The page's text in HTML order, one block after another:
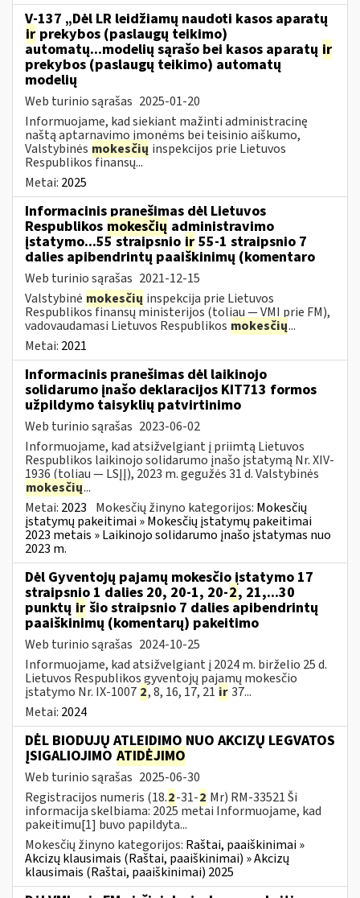
V-137 „Dėl LR leidžiamų naudoti kasos aparatų
ir prekybos (paslaugų teikimo)
automatų...modelių sąrašo bei kasos aparatų ir
prekybos (paslaugų teikimo) automatų
modelių
Web turinio sąrašas 2025-01-20
Informuojame, kad siekiant mažinti administracinę
naštą aptarnavimo įmonėms bei teisinio aiškumo,
Valstybinės mokesčių inspekcijos prie Lietuvos
Respublikos finansų...
Metai: 2025
Informacinis pranešimas dėl Lietuvos
Respublikos mokesčių administravimo
įstatymo...55 straipsnio ir 55-1 straipsnio 7
dalies apibendrintų paaiškinimų (komentaro
Web turinio sąrašas 2021-12-15
Valstybinė mokesčių inspekcija prie Lietuvos
Respublikos finansų ministerijos (toliau — VMI prie FM),
vadovaudamasi Lietuvos Respublikos mokesčių...
Metai: 2021
Informacinis pranešimas dėl laikinojo
solidarumo įnašo deklaracijos KIT713 formos
užpildymo taisyklių patvirtinimo
Web turinio sąrašas 2023-06-02
Informuojame, kad atsižvelgiant į priimtą Lietuvos
Respublikos laikinojo solidarumo įnašo įstatymą Nr. XIV-
1936 (toliau — LSĮĮ), 2023 m. gegužės 31 d. Valstybinės
mokesčių...
Metai: 2023 Mokesčių žinyno kategorijos: Mokesčių
įstatymų pakeitimai » Mokesčių įstatymų pakeitimai
2023 metais » Laikinojo solidarumo įnašo įstatymas nuo
2023 m.
Dėl Gyventojų pajamų mokesčio įstatymo 17
straipsnio 1 dalies 20, 20-1, 20-2, 21,...30
punktų ir šio straipsnio 7 dalies apibendrintų
paaiškinimų (komentarų) pakeitimo
Web turinio sąrašas 2024-10-25
Informuojame, kad atsižvelgiant į 2024 m. birželio 25 d.
Lietuvos Respublikos gyventojų pajamų mokesčio
įstatymo Nr. IX-1007 2, 8, 16, 17, 21 ir37...
Metai: 2024
DĖL BIODUJŲ ATLEIDIMO NUO AKCIZŲ LEGVATOS
ĮSIGALIOJIMO ATIDĖJIMO
Web turinio sąrašas 2025-06-30
Registracijos numeris (18.2-31-2 Mr) RM-33521 Ši
informacija skelbiama: 2025 metai Informuojame, kad
pakeitimu[1] buvo papildyta...
Mokesčių žinyno kategorijos: Raštai, paaiškinimai »
Akcizų klausimais (Raštai, paaiškinimai) » Akcizų
klausimais (Raštai, paaiškinimai) 2025